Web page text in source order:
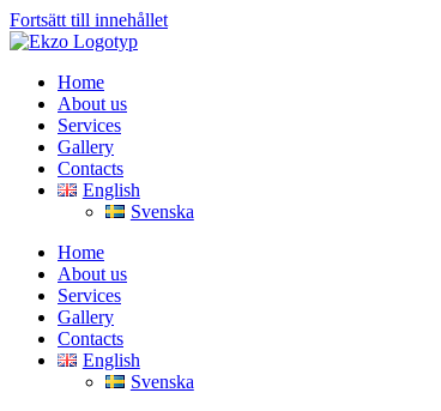
Fortsätt till innehållet
Home
About us
Services
Gallery
Contacts
English
Svenska
Home
About us
Services
Gallery
Contacts
English
Svenska